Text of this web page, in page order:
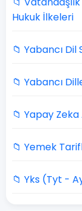
Hukuk İlkeleri
📁 Yabancı Dil
📁 Yabancı
📁 Yapay
📁 Yemek
📁 Yks (Tyt -